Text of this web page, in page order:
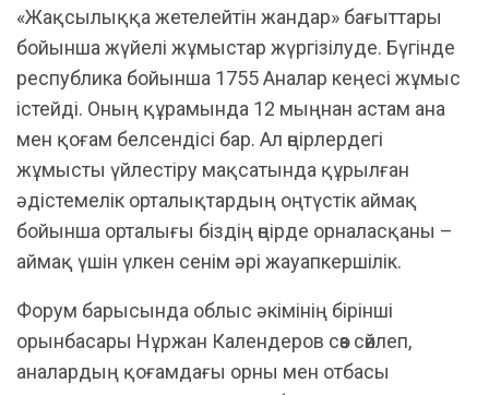
«Жақсылыққа жетелейтін жандар» бағыттары
бойынша жүйелі жұмыстар жүргізілуде. Бүгінде
республика бойынша 1755 Аналар кеңесі жұмыс
істейді. Оның құрамында 12 мыңнан астам ана
мен қоғам белсендісі бар. Ал өңірлердегі
жұмысты үйлестіру мақсатында құрылған
әдістемелік орталықтардың оңтүстік аймақ
бойынша орталығы біздің өңірде орналасқаны –
аймақ үшін үлкен сенім әрі жауапкершілік.
Форум барысында облыс әкімінің бірінші
орынбасары Нұржан Календеров сөз сөйлеп,
аналардың қоғамдағы орны мен отбасы